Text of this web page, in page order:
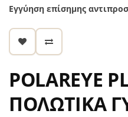
Εγγύηση επίσημης
POLAREYE
ΠΟΛΩΤΙΚΑ